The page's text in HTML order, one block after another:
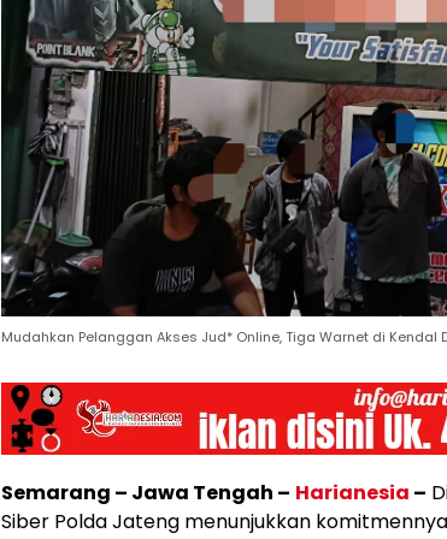
Mudahkan Pelanggan Akses Jud* Online, Tiga Warnet di Kendal
Semarang – Jawa Tengah – Harianesia –
Siber Polda Jateng menunjukkan